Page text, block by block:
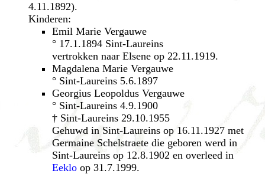
4.11.1892).
Kinderen:
Emil Marie Vergauwe
° 17.1.1894 Sint-Laureins
vertrokken naar Elsene op 22.11.1919.
Magdalena Marie Vergauwe
° Sint-Laureins 5.6.1897
Georgius Leopoldus Vergauwe
° Sint-Laureins 4.9.1900
† Sint-Laureins 29.10.1955
Gehuwd in Sint-Laureins op 16.11.1927 met
Germaine Schelstraete die geboren werd in
Sint-Laureins op 12.8.1902 en overleed in
Eeklo op 31.7.1999.